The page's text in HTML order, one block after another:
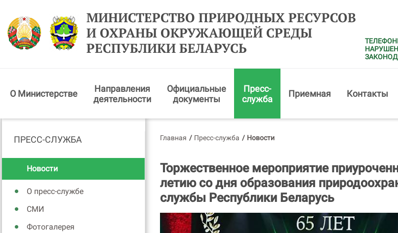
МИНИСТЕРСТВО ПРИРОДНЫХ РЕСУРСОВ
И ОХРАНЫ ОКРУЖАЮЩЕЙ СРЕДЫ
РЕСПУБЛИКИ БЕЛАРУСЬ
О Министерстве
Направления
деятельности
Официальные
документы
Пресс-
служба
Приемная Контакты
ПРЕСС-СЛУЖБА
Новости
О пресс-службе
СМИ
Фотогалерея
Главная / Пресс-служба / Новости
Торжественное мероприятие
летию со дня образования
службы Республики Беларусь